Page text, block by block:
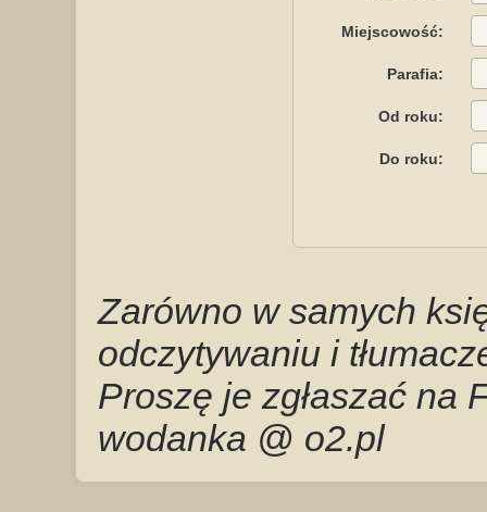
Miejscowość:
Parafia:
Od roku:
Do roku:
Zarówno w samych
odczytywaniu i
Proszę je zgłaszać na
wodanka @ o2.pl